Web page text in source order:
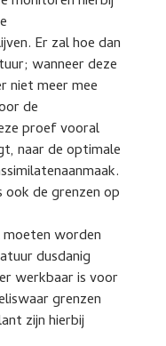
Er zal hoe dan
wanneer deze
niet meer mee
de
proef vooral
naar de optimale
ook de grenzen op
worden
dusdanig
werkbaar is voor
grenzen
zijn hierbij